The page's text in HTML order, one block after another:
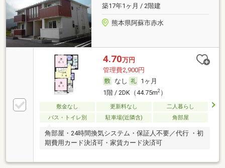
築17年1ヶ月 / 2階建
熊本県阿蘇市赤水
4.70万円
管理費2,900円
なし
1ヶ月
1階 / 2DK（44.75m2）
敷金なし 更新料なし
二人暮らし
バス・トイレ別
駐車場(近隣含) 角部屋
角部屋・24時間換気システム・保証人不要／代行 ・初
期費用カード決済可・家賃カード決済可